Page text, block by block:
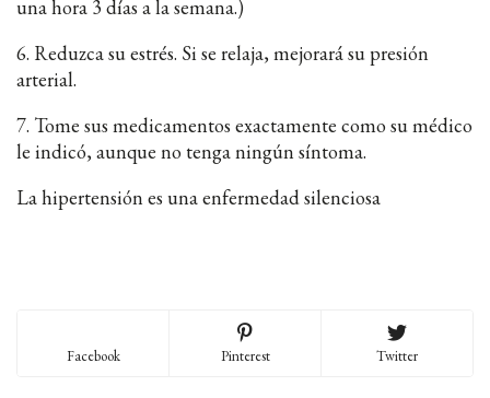
una hora 3 días a la semana.)
6. Reduzca su estrés. Si se relaja, mejorará su presión
arterial.
7. Tome sus medicamentos exactamente como su médico
le indicó, aunque no tenga ningún síntoma.
La hipertensión es una enfermedad silenciosa
Facebook Pinterest Twitter